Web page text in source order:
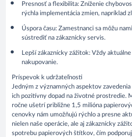
Presnosť a flexibilita: Zníženie
rýchla implementácia zmien, napríklad
Úspora času: Zamestnanci sa môžu
sústrediť na zákaznícky servis.
Lepší zákaznícky zážitok: Vždy
nakupovanie.
Príspevok k udržateľnosti
Jedným z významných aspektov
ich pozitívny dopad na životné prostredie.
ročne ušetrí približne 1,5 milióna
cenovky nám umožňujú rýchlo a presne
nielen naše operácie, ale aj zákaznícky
spotrebu papierových štítkov, čím